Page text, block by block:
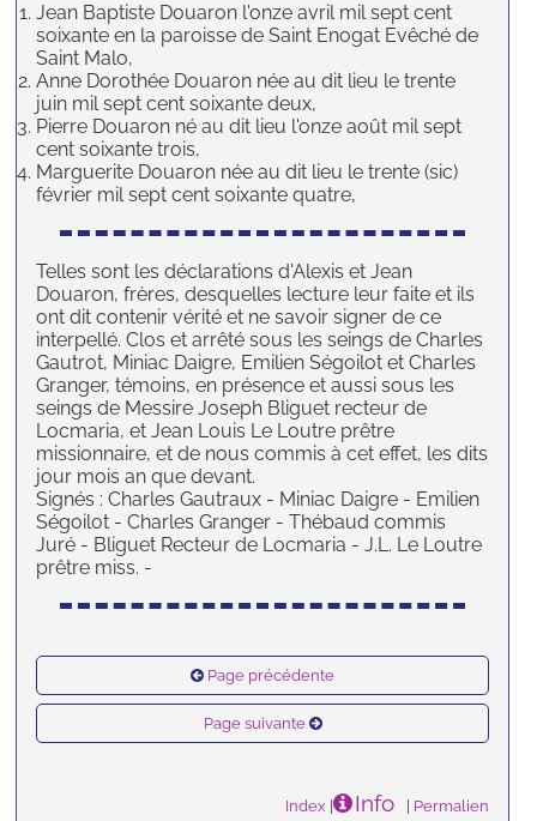
Jean Baptiste Douaron l'onze avril mil sept cent
soixante en la paroisse de Saint Enogat Evêché de
Saint Malo,
Anne Dorothée Douaron née au dit lieu le trente
juin mil sept cent soixante deux,
Pierre Douaron né au dit lieu l'onze août mil sept
cent soixante trois,
Marguerite Douaron née au dit lieu le trente (sic)
février mil sept cent soixante quatre,
Telles sont les déclarations d'Alexis et Jean
Douaron, frères, desquelles lecture leur faite et ils
ont dit contenir vérité et ne savoir signer de ce
interpellé. Clos et arrêté sous les seings de Charles
Gautrot, Miniac Daigre, Emilien Ségoilot et Charles
Granger, témoins, en présence et aussi sous les
seings de Messire Joseph Bliguet recteur de
Locmaria, et Jean Louis Le Loutre prêtre
missionnaire, et de nous commis à cet effet, les dits
jour mois an que devant.
Signés : Charles Gautraux - Miniac Daigre - Emilien
Ségoilot - Charles Granger - Thébaud commis
Juré - Bliguet Recteur de Locmaria - J.L. Le Loutre
prêtre miss. -
Page précédente
Page suivante
Index | Info | Permalien